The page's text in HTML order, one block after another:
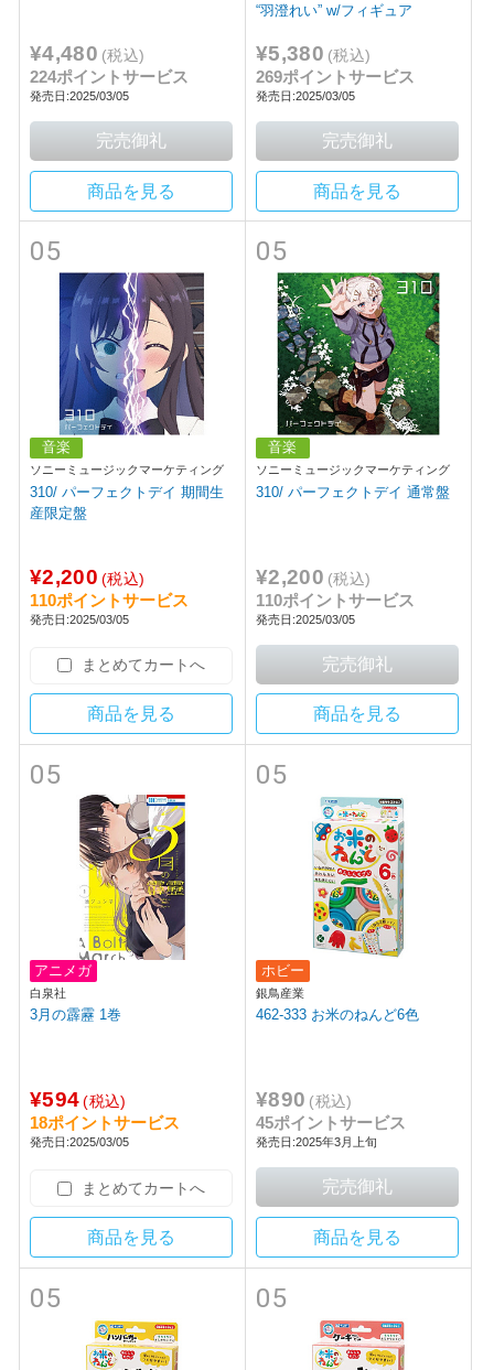
¥4,480 (税込)
224ポイントサービス
発売日:2025/03/05
商品を見る
“羽澄れい” w/フィギュア
¥5,380 (税込)
269ポイントサービス
発売日:2025/03/05
商品を見る
05
音楽
ソニーミュージックマーケティング
310/ パーフェクトデイ 期間生
産限定盤
¥2,200 (税込)
110ポイントサービス
発売日:2025/03/05
まとめてカートへ
商品を見る
05
音楽
ソニーミュージックマーケティング
310/ パーフェクトデイ 通常盤
¥2,200 (税込)
110ポイントサービス
発売日:2025/03/05
商品を見る
05
アニメガ
白泉社
3月の霹靂 1巻
¥594(税込)
18ポイントサービス
発売日:2025/03/05
まとめてカートへ
商品を見る
05
ホビー
銀鳥産業
462-333 お米のねんど6色
¥890 (税込)
45ポイントサービス
発売日:2025年3月上旬
商品を見る
05 05